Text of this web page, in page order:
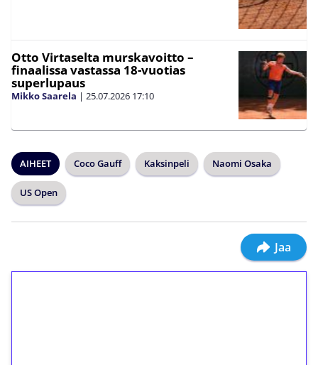
Otto Virtaselta murskavoitto –
finaalissa vastassa 18-vuotias
superlupaus
Mikko Saarela | 25.07.2026 17:10
AIHEET Coco Gauff Kaksinpeli Naomi Osaka
US Open
Jaa